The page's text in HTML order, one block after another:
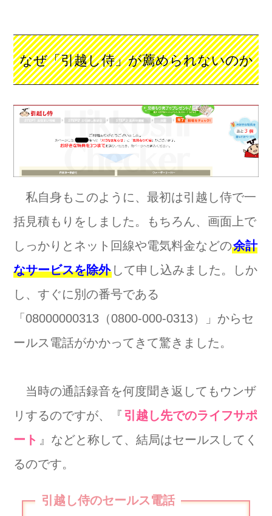
なぜ「引越し侍」が薦められないのか
私自身もこのように、最初は引越し侍で一
括見積もりをしました。もちろん、画面上で
しっかりとネット回線や電気料金などの余計
なサービスを除外 して申し込みました。しか
し、すぐに別の番号である
「08000000313（0800-000-0313）」からセ
ールス電話がかかってきて驚きました。
当時の通話録音を何度聞き返してもウンザ
リするのですが、『 引越し先でのライフサポ
ート 』などと称して、結局はセールスしてく
るのです。
引越し侍のセールス電話